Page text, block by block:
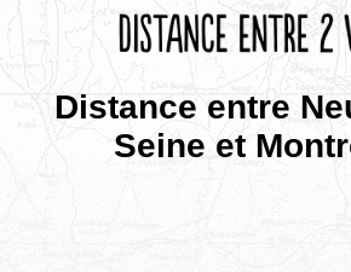
Distance entre
Seine et